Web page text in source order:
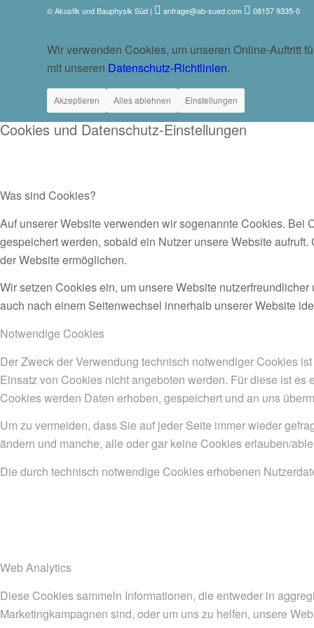
© Akustik und Bauphysik Süd | anfrage@ab-sued.com 08157 9335-0
Wir verwenden Cookies, um unseren Online-Auftritt
mit unseren Datenschutz-Richtlinien.
Akzeptieren Alles ablehnen Einstellungen
Cookies und Datenschutz-Einstellungen
Was sind Cookies?
Auf unserer Website verwenden wir sogenannte Cookies. Bei
gespeichert werden, sobald ein Nutzer unsere Website
der Website ermöglichen.
Wir setzen Cookies ein, um unsere Website
auch nach einem Seitenwechsel innerhalb unserer Website
Notwendige Cookies
Der Zweck der Verwendung technisch notwendiger Cookies
Einsatz von Cookies nicht angeboten werden. Für diese ist
Cookies werden Daten erhoben, gespeichert und an uns
Um zu vermeiden, dass Sie auf jeder Seite immer wieder
ändern und manche, alle oder gar keine Cookies erlauben/
Die durch technisch notwendige Cookies erhobenen
Web Analytics
Diese Cookies sammeln Informationen, die entweder in
Marketingkampagnen sind, oder um uns zu helfen, unsere